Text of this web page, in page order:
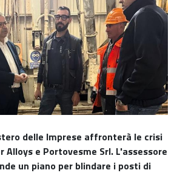
delle Imprese affronterà le crisi
Alloys e Portovesme Srl. L'assessore
un piano per blindare i posti di